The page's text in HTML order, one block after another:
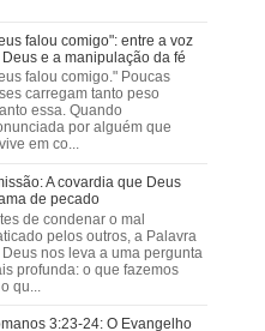
falou comigo": entre a voz
e a manipulação da fé
falou comigo." Poucas
carregam tanto peso
essa. Quando
por alguém que
em co...
A covardia que Deus
de pecado
de condenar o mal
pelos outros, a Palavra
nos leva a uma pergunta
profunda: o que fazemos
qu...
3:23-24: O Evangelho